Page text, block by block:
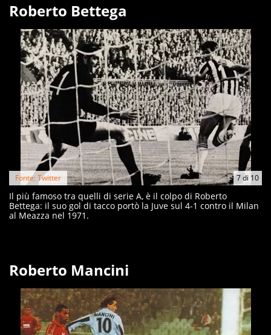
Roberto Bettega
7di 10
Fonte: Twitter
Il più famoso tra quelli di serie A, è il colpo di Roberto
Bettega: il suo gol di tacco portò la Juve sul 4-1 contro il Milan
al Meazza nel 1971.
Roberto Mancini